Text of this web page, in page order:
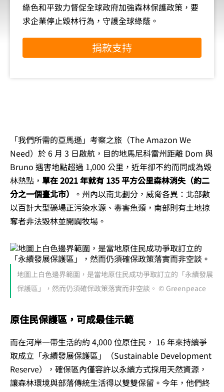
綠色和平致力督促全球政府加強森林保護政策，要
求企業停止毀林行為，守護全球綠蔭。
捐款支持
「我們所需的亞馬遜」考察之旅（The Amazon We
Need）於 6 月 3 日啟航，目的地馬尼科雷州距離 Dom 與
Bruno 遇害地點超過 1,000 公里，近年卻不約而同成為毀
林熱點， 單在 2021 年就有 135 平方公里森林消失（約二
分之一個臺北市）
。州內以南北劃分，威脅各異：北部數
以百計大型礦場正污染水源、毒害魚類，南部則有土地掠
奪者非法毀林並開闢牧場。
地圖上白色邊界範圍，是當地原住民成功爭取訂立的「永續發展
保護區」，然而仍須確保政策落實而非空談。 © Greenpeace
原住民保護區，可成最佳示範
而在河岸一帶生活的約 4,000 位原住民， 16 年來持續爭
取成立「永續發展保護區」（Sustainable Development
Reserve），確保區內僅容許以永續方式採用天然資源，
讓森林環境與部落傳統生活得以雙雙保留。今年，他們終